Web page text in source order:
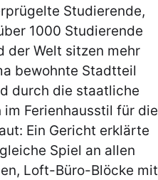
Studierende,
1000 Studierende
der Welt sitzen mehr
bewohnte Stadtteil
durch die staatliche
Ferienhausstil für die
Ein Gericht erklärte
Spiel an allen
Loft-Büro-Blöcke mit